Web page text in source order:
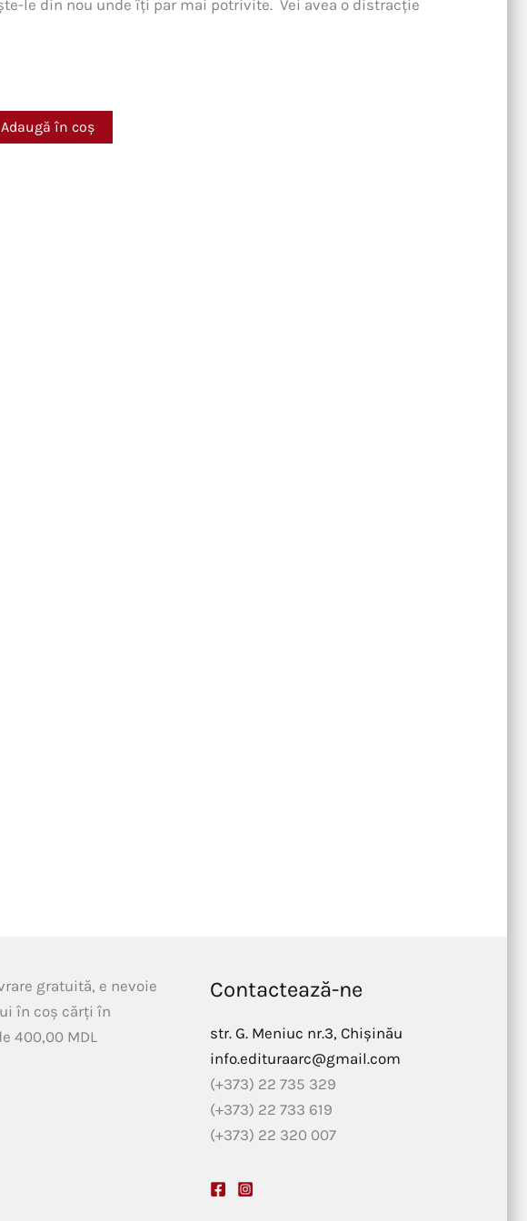
le din nou unde îți par mai potrivite. Vei avea o distracție
Adaugă în coș
gratuită, e nevoie
în coș cărți în
400,00 MDL
Contactează-ne
str. G. Meniuc nr.3, Chișinău
info.edituraarc@gmail.com
(+373) 22 735 329
(+373) 22 733 619
(+373) 22 320 007